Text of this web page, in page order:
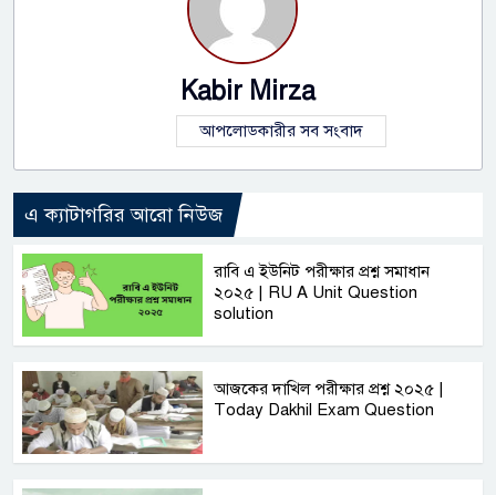
Kabir Mirza
আপলোডকারীর সব সংবাদ
এ ক্যাটাগরির আরো নিউজ
রাবি এ ইউনিট পরীক্ষার প্রশ্ন সমাধান
২০২৫ | RU A Unit Question
solution
আজকের দাখিল পরীক্ষার প্রশ্ন ২০২৫ |
Today Dakhil Exam Question